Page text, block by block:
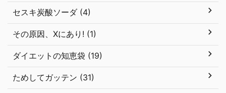
セスキ炭酸ソーダ (4)
その原因、Xにあり! (1)
ダイエットの知恵袋 (19)
ためしてガッテン (31)